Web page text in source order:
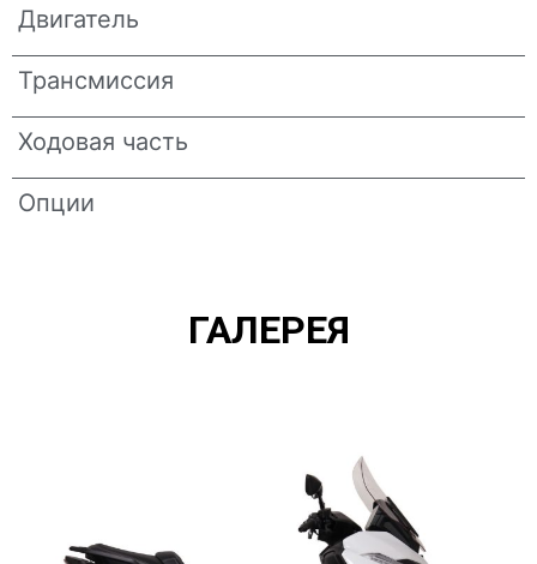
Двигатель
Трансмиссия
Ходовая часть
Опции
ГАЛЕРЕЯ